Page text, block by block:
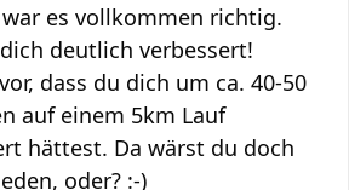
es vollkommen richtig.
deutlich verbessert!
dass du dich um ca. 40-50
auf einem 5km Lauf
hättest. Da wärst du doch
oder? :-)